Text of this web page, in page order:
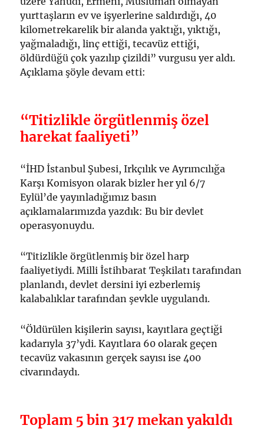
yurttaşların ev ve işyerlerine saldırdığı, 40
kilometrekarelik bir alanda yaktığı, yıktığı,
yağmaladığı, linç ettiği, tecavüz ettiği,
öldürdüğü çok yazılıp çizildi” vurgusu yer aldı.
Açıklama şöyle devam etti:
“Titizlikle örgütlenmiş özel
harekat faaliyeti”
“İHD İstanbul Şubesi, Irkçılık ve Ayrımcılığa
Karşı Komisyon olarak bizler her yıl 6/7
Eylül’de yayınladığımız basın
açıklamalarımızda yazdık: Bu bir devlet
operasyonuydu.
“Titizlikle örgütlenmiş bir özel harp
faaliyetiydi. Milli İstihbarat Teşkilatı tarafından
planlandı, devlet dersini iyi ezberlemiş
kalabalıklar tarafından şevkle uygulandı.
“Öldürülen kişilerin sayısı, kayıtlara geçtiği
kadarıyla 37’ydi. Kayıtlara 60 olarak geçen
tecavüz vakasının gerçek sayısı ise 400
civarındaydı.
Toplam 5 bin 317 mekan yakıldı